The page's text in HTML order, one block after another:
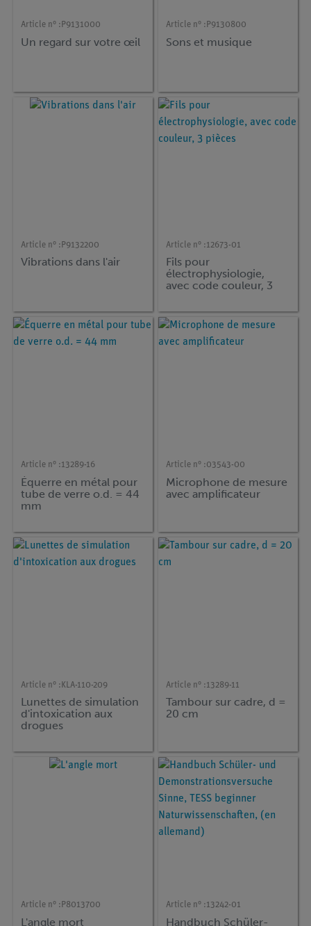
Article n° : P9131000
Un regard sur votre œil
Article n° : P9130800
Sons et musique
Article n° : P9132200
Vibrations dans l'air
Article n° :12673-01
Fils pour
électrophysiologie,
avec code couleur, 3
Article n° :13289-16
Équerre en métal pour
tube de verre o.d. = 44
mm
Article n° :03543-00
Microphone de mesure
avec amplificateur
Article n° : KLA-110-209
Lunettes de simulation
d'intoxication aux
drogues
Article n° :13289-11
Tambour sur cadre, d =
20 cm
Article n° : P8013700
L'angle mort
Article n° :13242-01
Handbuch Schüler-